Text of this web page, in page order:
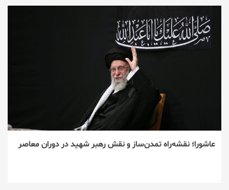
عاشورا؛ نقشه‌راه تمدن‌ساز و نقش رهبر شهید در دوران معاصر